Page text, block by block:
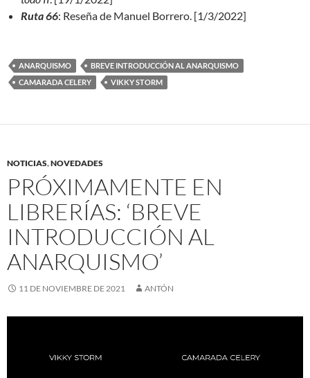
Ruta 66: Reseña de Manuel Borrero. [1/3/2022]
ANARQUISMO
BREVE INTRODUCCIÓN AL ANARQUISMO
CAMARADA CELERY
VIKKY STORM
NOTICIAS,NOVEDADES
PRÓXIMAMENTE EN
LIBRERÍAS: ‘BREVE
INTRODUCCIÓN AL
ANARQUISMO’
11 DE NOVIEMBRE DE 2021 ANTÓN